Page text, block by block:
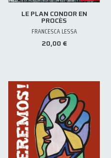
LE PLAN CONDOR EN
PROCÈS
FRANCESCA LESSA
20,00 €